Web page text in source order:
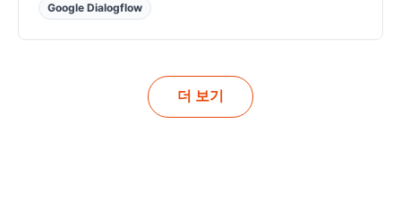
Google Dialogflow
더 보기